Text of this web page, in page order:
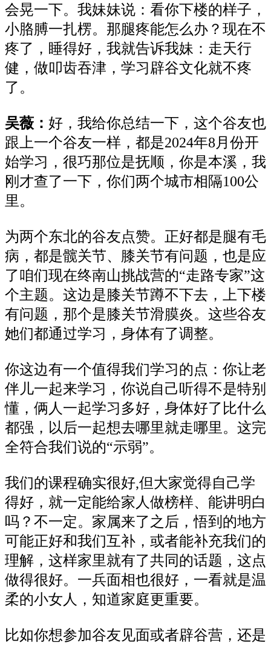
会晃一下。我妹妹说：看你下楼的样子，
小胳膊一扎楞。那腿疼能怎么办？现在不
疼了，睡得好，我就告诉我妹：走天行
健，做叩齿吞津，学习辟谷文化就不疼
了。
吴薇： 好，我给你总结一下，这个谷友也
跟上一个谷友一样，都是2024年8月份开
始学习，很巧那位是抚顺，你是本溪，我
刚才查了一下，你们两个城市相隔100公
里。
为两个东北的谷友点赞。正好都是腿有毛
病，都是髋关节、膝关节有问题，也是应
了咱们现在终南山挑战营的“走路专家”这
个主题。这边是膝关节蹲不下去，上下楼
有问题，那个是膝关节滑膜炎。这些谷友
她们都通过学习，身体有了调整。
你这边有一个值得我们学习的点：你让老
伴儿一起来学习，你说自己听得不是特别
懂，俩人一起学习多好，身体好了比什么
都强，以后一起想去哪里就走哪里。这完
全符合我们说的“示弱”。
我们的课程确实很好,但大家觉得自己学
得好，就一定能给家人做榜样、能讲明白
吗？不一定。家属来了之后，悟到的地方
可能正好和我们互补，或者能补充我们的
理解，这样家里就有了共同的话题，这点
做得很好。一兵面相也很好，一看就是温
柔的小女人，知道家庭更重要。
比如你想参加谷友见面或者辟谷营，还是